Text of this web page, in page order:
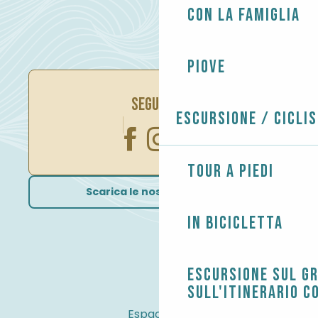
Con la famiglia
Piove
Escursione /
Tour a piedi
In bicicletta
Escursione sul
sull'itinerario
SEGUITECI
Scarica le nostre brochure
Espace Pro